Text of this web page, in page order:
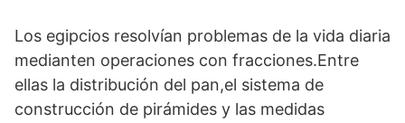
Los egipcios resolvían problemas de la vida diaria
medianten operaciones con fracciones.Entre
ellas la distribución del pan,el sistema de
construcción de pirámides y las medidas